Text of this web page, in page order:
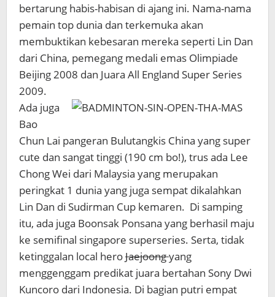
bertarung habis-habisan di ajang ini. Nama-nama
pemain top dunia dan terkemuka akan
membuktikan kebesaran mereka seperti Lin Dan
dari China, pemegang medali emas Olimpiade
Beijing 2008 dan Juara All England Super Series
2009.
Ada juga
Bao
Chun Lai pangeran Bulutangkis China yang super
cute dan sangat tinggi (190 cm bo!), trus ada Lee
Chong Wei dari Malaysia yang merupakan
peringkat 1 dunia yang juga sempat dikalahkan
Lin Dan di Sudirman Cup kemaren. Di samping
itu, ada juga Boonsak Ponsana yang berhasil maju
ke semifinal singapore superseries. Serta, tidak
ketinggalan local heroJaejoongyang
menggenggam predikat juara bertahan Sony Dwi
Kuncoro dari Indonesia. Di bagian putri empat